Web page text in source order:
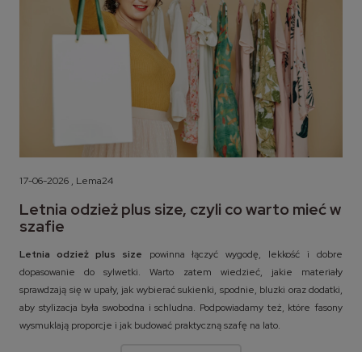
17-06-2026 , Lema24
Letnia odzież plus size, czyli co warto mieć w
szafie
Letnia odzież plus size powinna łączyć wygodę, lekkość i dobre
dopasowanie do sylwetki. Warto zatem wiedzieć, jakie materiały
sprawdzają się w upały, jak wybierać sukienki, spodnie, bluzki oraz dodatki,
aby stylizacja była swobodna i schludna. Podpowiadamy też, które fasony
wysmuklają proporcje i jak budować praktyczną szafę na lato.